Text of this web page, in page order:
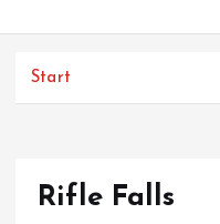
Start
Rifle Falls